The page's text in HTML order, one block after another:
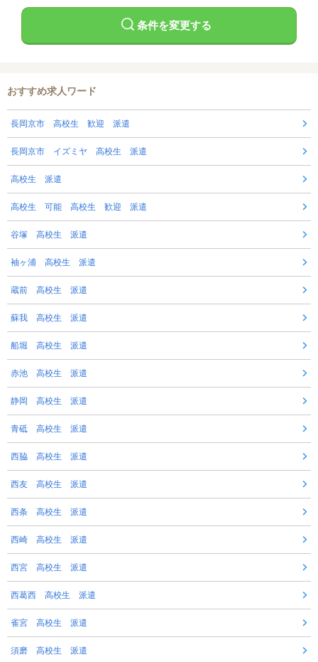
条件を変更する
おすすめ求人ワード
長岡京市 高校生 歓迎 派遣
長岡京市 イズミヤ 高校生 派遣
高校生 派遣
高校生 可能 高校生 歓迎 派遣
谷塚 高校生 派遣
袖ヶ浦 高校生 派遣
蔵前 高校生 派遣
蘇我 高校生 派遣
船堀 高校生 派遣
赤池 高校生 派遣
静岡 高校生 派遣
青砥 高校生 派遣
西脇 高校生 派遣
西友 高校生 派遣
西条 高校生 派遣
西崎 高校生 派遣
西宮 高校生 派遣
西葛西 高校生 派遣
雀宮 高校生 派遣
須磨 高校生 派遣